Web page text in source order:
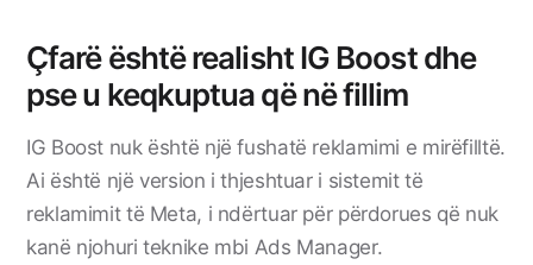
Çfarë është realisht IG Boost dhe
pse u keqkuptua që në fillim
IG Boost nuk është një fushatë reklamimi e mirëfilltë.
Ai është një version i thjeshtuar i sistemit të
reklamimit të Meta, i ndërtuar për përdorues që nuk
kanë njohuri teknike mbi Ads Manager.